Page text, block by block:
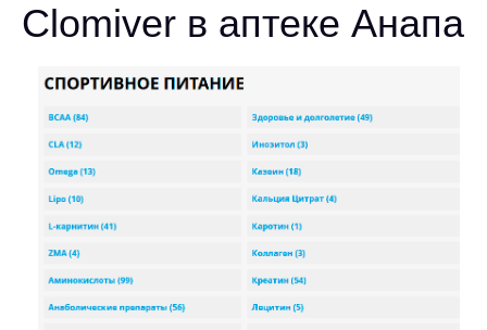
Clomiver в аптеке Анапа